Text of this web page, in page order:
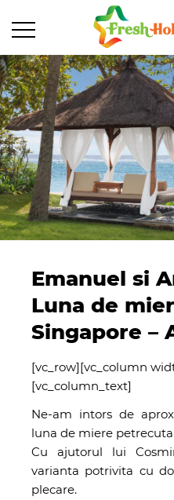
Emanuel si
Luna de
Singapore –
[vc_row][vc_column
[vc_column_text]
Ne-am intors de
luna de miere
Cu ajutorul lui
varianta potrivita cu
plecare.